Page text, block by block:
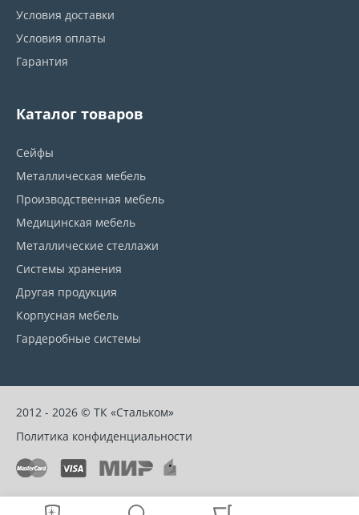
Условия доставки
Условия оплаты
Гарантия
Каталог товаров
Сейфы
Металлическая мебель
Производственная мебель
Медицинская мебель
Металлические стеллажи
Системы хранения
Другая продукция
Корпусная мебель
Гардеробные системы
2012 - 2026 © ТК «Стальком»
Политика конфиденциальности